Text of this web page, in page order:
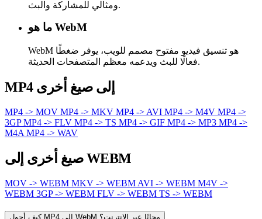
ومثالي للمشاركة والبث.
ما هو WebM
WebM هو تنسيق فيديو مفتوح مصمم للويب، يوفر ضغطًا
فعالًا للبث ويدعمه معظم المتصفحات الحديثة.
MP4 إلى صيغ أخرى
MP4 -> MOV MP4 -> MKV MP4 -> AVI MP4 -> M4V MP4 ->
3GPMP4 -> FLV MP4 -> TS MP4 -> GIF MP4 -> MP3 MP4 ->
M4A MP4 -> WAV
صيغ أخرى إلى WEBM
MOV -> WEBM MKV -> WEBM AVI -> WEBM M4V ->
WEBM 3GP -> WEBM FLV -> WEBM TS -> WEBM
كيف أحول MP4 إلى WebM مجانًا عبر الإنترنت؟